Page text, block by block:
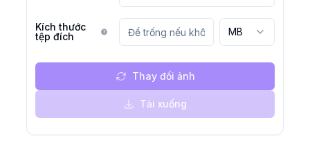
Kích thước
tệp đích
MB
Thay đổi ảnh
Tải xuống